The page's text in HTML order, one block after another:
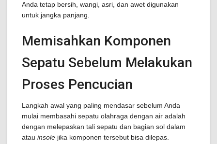
Anda tetap bersih, wangi, asri, dan awet digunakan
untuk jangka panjang.
Memisahkan Komponen
Sepatu Sebelum Melakukan
Proses Pencucian
Langkah awal yang paling mendasar sebelum Anda
mulai membasahi sepatu olahraga dengan air adalah
dengan melepaskan tali sepatu dan bagian sol dalam
atau insole jika komponen tersebut bisa dilepas.